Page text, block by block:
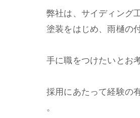
弊社は、サイディング
塗装をはじめ、雨樋の
手に職をつけたいとお
採用にあたって経験の
。